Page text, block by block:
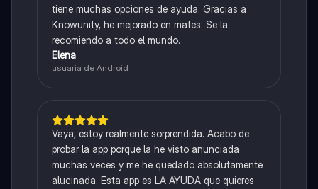
tiene muchas opciones de ayuda. Gracias a
Knowunity, he mejorado en mates. Se la
recomiendo a todo el mundo.
Elena
usuaria de Android
Vaya, estoy realmente sorprendida. Acabo de
probar la app porque la he visto anunciada
muchas veces y me he quedado absolutamente
alucinada. Esta app es LA AYUDA que quieres